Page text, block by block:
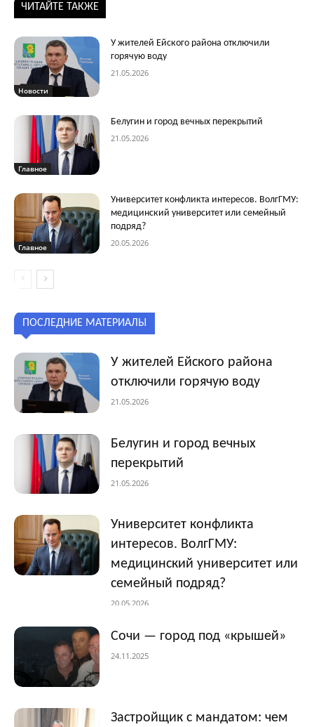
ЧИТАЙТЕ ТАКЖЕ
Новости
У жителей Ейского района отключили
горячую воду
21.05.2026
Главное
Белугин и город вечных перекрытий
21.05.2026
Главное
Университет конфликта интересов. ВолгГМУ:
медицинский университет или семейный
подряд?
20.05.2026
ПОСЛЕДНИЕ МАТЕРИАЛЫ
У жителей Ейского района
отключили горячую воду
21.05.2026
Белугин и город вечных
перекрытий
21.05.2026
Университет конфликта
интересов. ВолгГМУ:
медицинский университет или
семейный подряд?
20.05.2026
Сочи — город под «крышей»
24.11.2025
Застройщик с мандатом: чем